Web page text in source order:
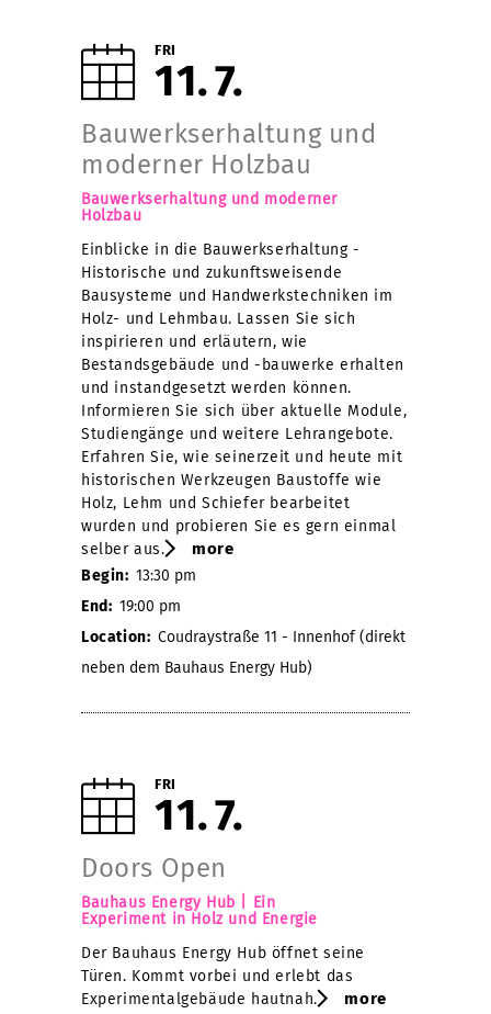
FRI
11 7
Bauwerkserhaltung und
moderner Holzbau
Bauwerkserhaltung und moderner
Holzbau
Einblicke in die Bauwerkserhaltung -
Historische und zukunftsweisende
Bausysteme und Handwerkstechniken im
Holz- und Lehmbau. Lassen Sie sich
inspirieren und erläutern, wie
Bestandsgebäude und -bauwerke erhalten
und instandgesetzt werden können.
Informieren Sie sich über aktuelle Module,
Studiengänge und weitere Lehrangebote.
Erfahren Sie, wie seinerzeit und heute mit
historischen Werkzeugen Baustoffe wie
Holz, Lehm und Schiefer bearbeitet
wurden und probieren Sie es gern einmal
selber aus.
more
Begin: 13:30 pm
End: 19:00 pm
Location: Coudraystraße 11 - Innenhof (direkt
neben dem Bauhaus Energy Hub)
FRI
11 7
Doors Open
Bauhaus Energy Hub | Ein
Experiment in Holz und Energie
Der Bauhaus Energy Hub öffnet seine
Türen. Kommt vorbei und erlebt das
Experimentalgebäude hautnah.
more